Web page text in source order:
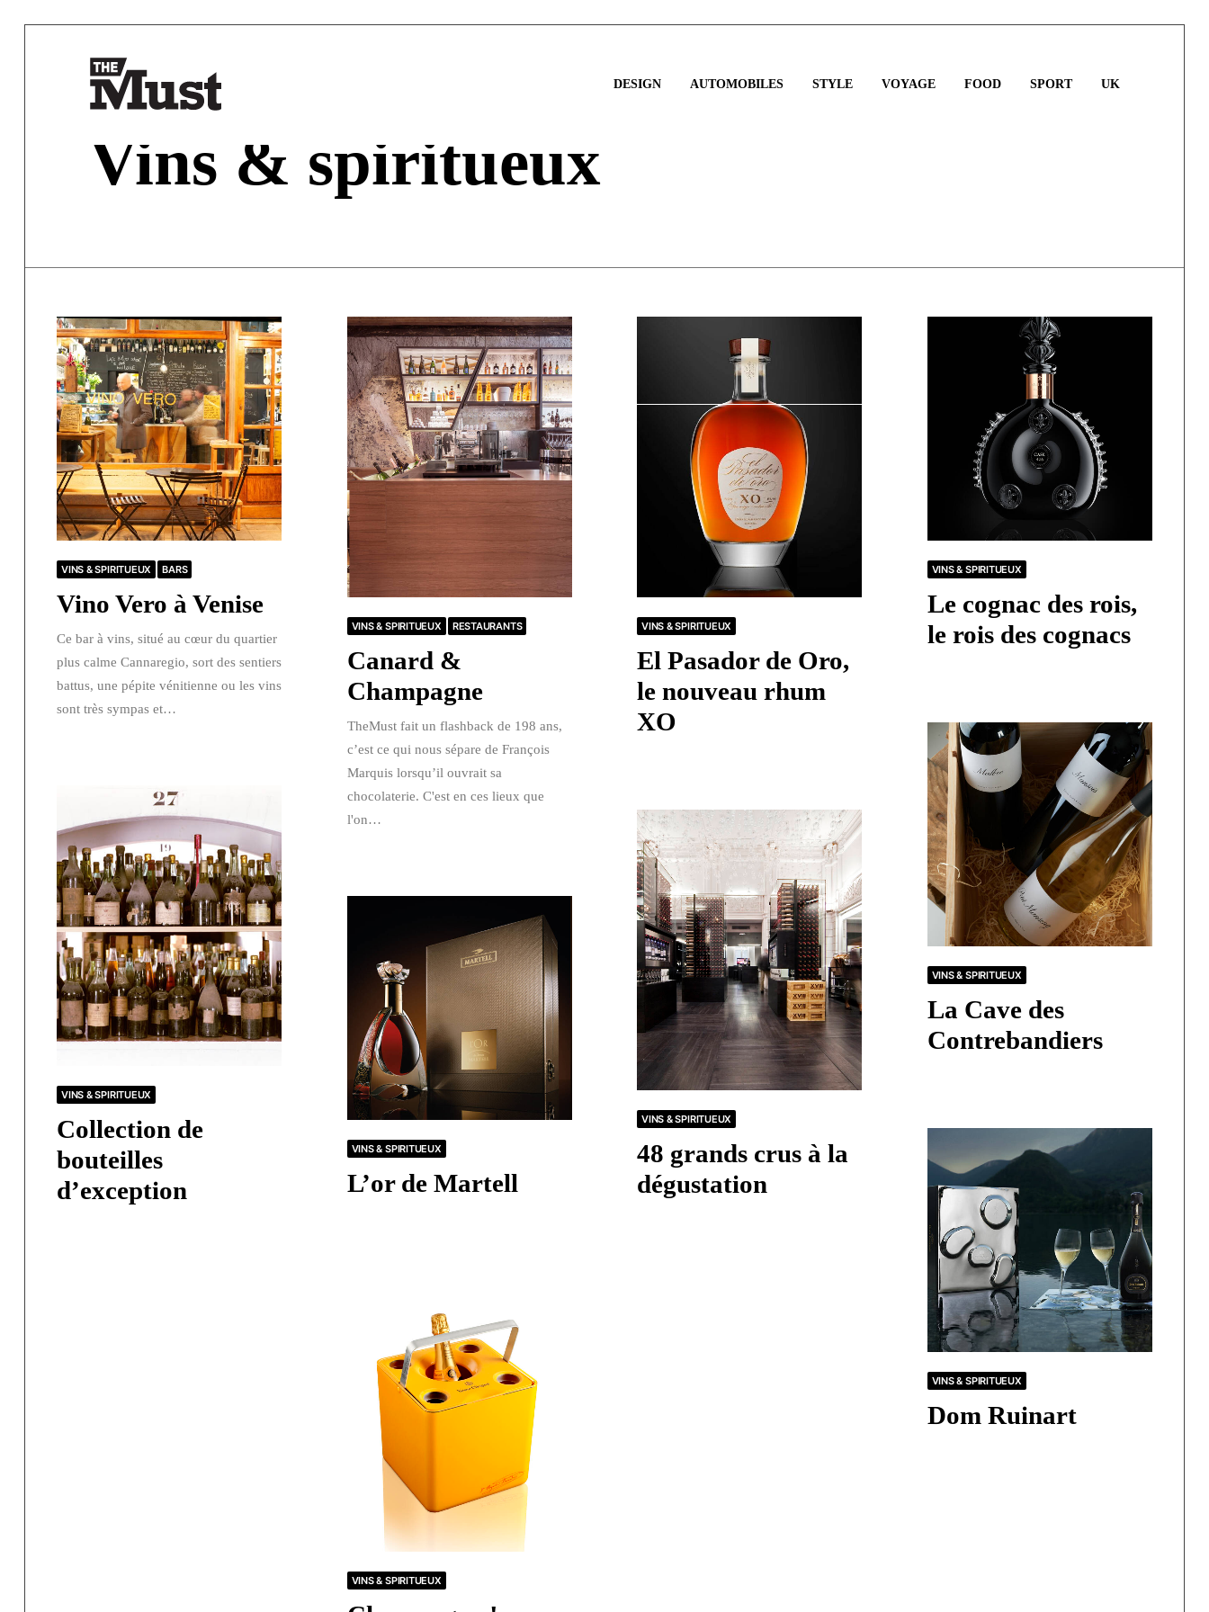
DESIGN AUTOMOBILES STYLE VOYAGE FOOD SPORT UK
Vins & spiritueux
VINS & SPIRITUEUX BARS
Vino Vero à Venise
Ce bar à vins, situé au cœur du quartier
plus calme Cannaregio, sort des sentiers
battus, une pépite vénitienne ou les vins
sont très sympas et…
VINS & SPIRITUEUX RESTAURANTS
Canard &
Champagne
TheMust fait un flashback de 198 ans,
c’est ce qui nous sépare de François
Marquis lorsqu’il ouvrait sa
chocolaterie. C'est en ces lieux que
l'on…
VINS & SPIRITUEUX
El Pasador de Oro,
le nouveau rhum
XO
VINS & SPIRITUEUX
Le cognac des rois,
le rois des cognacs
VINS & SPIRITUEUX
La Cave des
Contrebandiers
VINS & SPIRITUEUX
Collection de
bouteilles
d’exception
VINS & SPIRITUEUX
48 grands crus à la
dégustation
VINS & SPIRITUEUX
L’or de Martell
VINS & SPIRITUEUX
Dom Ruinart
VINS & SPIRITUEUX